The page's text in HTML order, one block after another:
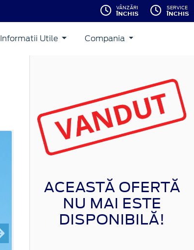
VÂNZĂRI
ÎNCHIS
SERVICE
ÎNCHIS
Informatii Utile Compania
ACEASTĂ OFERTĂ
NU MAI ESTE
DISPONIBILĂ!